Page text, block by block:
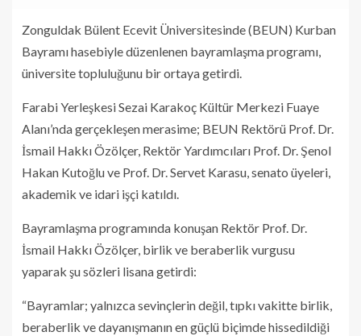
Zonguldak Bülent Ecevit Üniversitesinde (BEUN) Kurban
Bayramı hasebiyle düzenlenen bayramlaşma programı,
üniversite topluluğunu bir ortaya getirdi.
Farabi Yerleşkesi Sezai Karakoç Kültür Merkezi Fuaye
Alanı’nda gerçekleşen merasime; BEUN Rektörü Prof. Dr.
İsmail Hakkı Özölçer, Rektör Yardımcıları Prof. Dr. Şenol
Hakan Kutoğlu ve Prof. Dr. Servet Karasu, senato üyeleri,
akademik ve idari işçi katıldı.
Bayramlaşma programında konuşan Rektör Prof. Dr.
İsmail Hakkı Özölçer, birlik ve beraberlik vurgusu
yaparak şu sözleri lisana getirdi:
“Bayramlar; yalnızca sevinçlerin değil, tıpkı vakitte birlik,
beraberlik ve dayanışmanın en güçlü biçimde hissedildiği